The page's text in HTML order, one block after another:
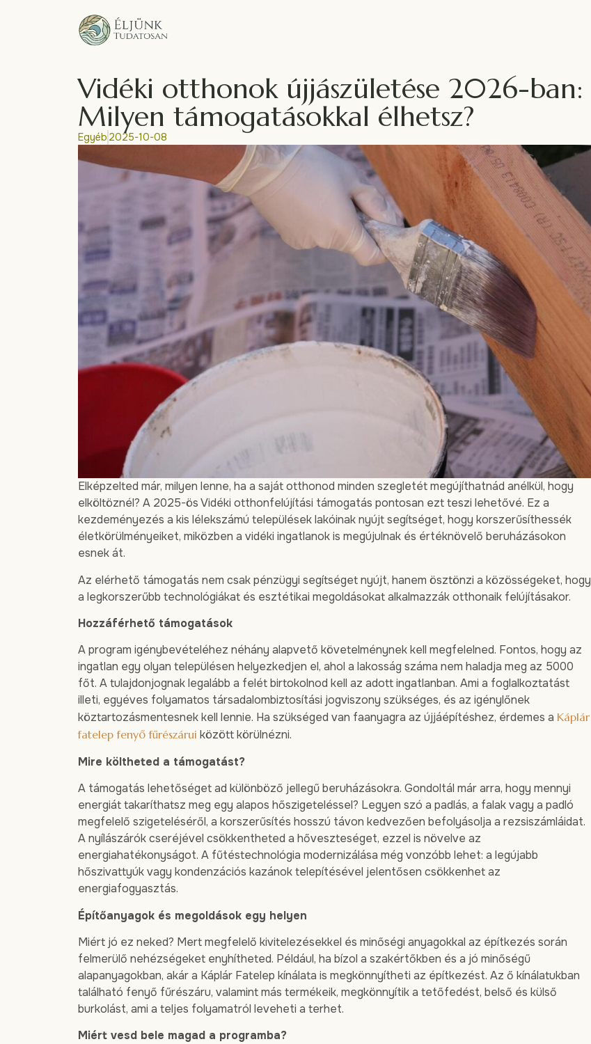
Vidéki otthonok újjászületése 2026-ban:
Milyen támogatásokkal élhetsz?
Egyéb 2025-10-08
Elképzelted már, milyen lenne, ha a saját otthonod minden szegletét megújíthatnád anélkül, hogy
elköltöznél? A 2025-ös Vidéki otthonfelújítási támogatás pontosan ezt teszi lehetővé. Ez a
kezdeményezés a kis lélekszámú települések lakóinak nyújt segítséget, hogy korszerűsíthessék
életkörülményeiket, miközben a vidéki ingatlanok is megújulnak és értéknövelő beruházásokon
esnek át.
Az elérhető támogatás nem csak pénzügyi segítséget nyújt, hanem ösztönzi a közösségeket, hogy
a legkorszerűbb technológiákat és esztétikai megoldásokat alkalmazzák otthonaik felújításakor.
Hozzáférhető támogatások
A program igénybevételéhez néhány alapvető követelménynek kell megfelelned. Fontos, hogy az
ingatlan egy olyan településen helyezkedjen el, ahol a lakosság száma nem haladja meg az 5000
főt. A tulajdonjognak legalább a felét birtokolnod kell az adott ingatlanban. Ami a foglalkoztatást
illeti, egyéves folyamatos társadalombiztosítási jogviszony szükséges, és az igénylőnek
köztartozásmentesnek kell lennie. Ha szükséged van faanyagra az újjáépítéshez, érdemes a Káplár
fatelep fenyő fűrészárui között körülnézni.
Mire költheted a támogatást?
A támogatás lehetőséget ad különböző jellegű beruházásokra. Gondoltál már arra, hogy mennyi
energiát takaríthatsz meg egy alapos hőszigeteléssel? Legyen szó a padlás, a falak vagy a padló
megfelelő szigeteléséről, a korszerűsítés hosszú távon kedvezően befolyásolja a rezsiszámláidat.
A nyílászárók cseréjével csökkentheted a hőveszteséget, ezzel is növelve az
energiahatékonyságot. A fűtéstechnológia modernizálása még vonzóbb lehet: a legújabb
hőszivattyúk vagy kondenzációs kazánok telepítésével jelentősen csökkenhet az
energiafogyasztás.
Építőanyagok és megoldások egy helyen
Miért jó ez neked? Mert megfelelő kivitelezésekkel és minőségi anyagokkal az építkezés során
felmerülő nehézségeket enyhítheted. Például, ha bízol a szakértőkben és a jó minőségű
alapanyagokban, akár a Káplár Fatelep kínálata is megkönnyítheti az építkezést. Az ő kínálatukban
található fenyő fűrészáru, valamint más termékeik, megkönnyítik a tetőfedést, belső és külső
burkolást, ami a teljes folyamatról leveheti a terhet.
Miért vesd bele magad a programba?